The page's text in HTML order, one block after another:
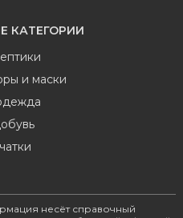
КАТЕГОРИИ
и маски
несёт справочный